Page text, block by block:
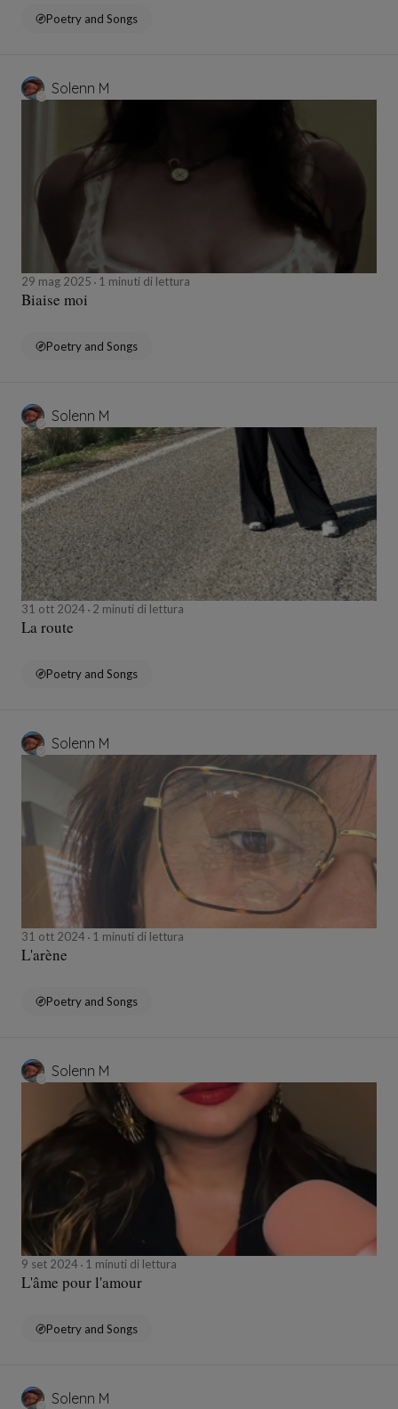
Poetry and Songs
Solenn M
29 mag 2025 1 minuti di lettura
Biaise moi
Poetry and Songs
Solenn M
31 ott 2024 2 minuti di lettura
La route
Poetry and Songs
Solenn M
31 ott 2024 1 minuti di lettura
L'arène
Poetry and Songs
Solenn M
9 set 2024 1 minuti di lettura
L'âme pour l'amour
Poetry and Songs
Solenn M